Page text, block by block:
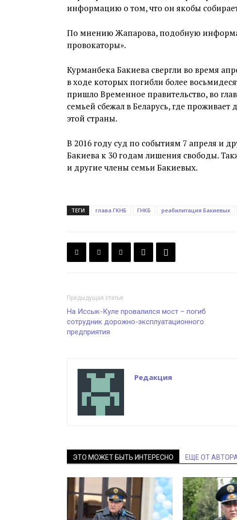
информацию о том, что он якобы
По мнению Жапарова, подобную
провокаторы».
Курманбека Бакиева свергли во время
в ходе которых погибли более
пришло Временное правительство, во
семьей сбежал в Беларусь, где проживает
этой страны.
В 2016 году суд по событиям 7 апреля и
Бакиева к 30 годам лишения свободы.
и другие члены семьи Бакиевых.
ТЕГИ глава ГКНБ ГНКБ реабилитация Бакиевых
Предыдущая статья
На Иссык-Куле провалился мост – погиб
сотрудник дорожно-эксплуатационного
предприятия
Редакция
ЭТО МОЖЕТ БЫТЬ ИНТЕРЕСНО ЕЩЕ ОТ